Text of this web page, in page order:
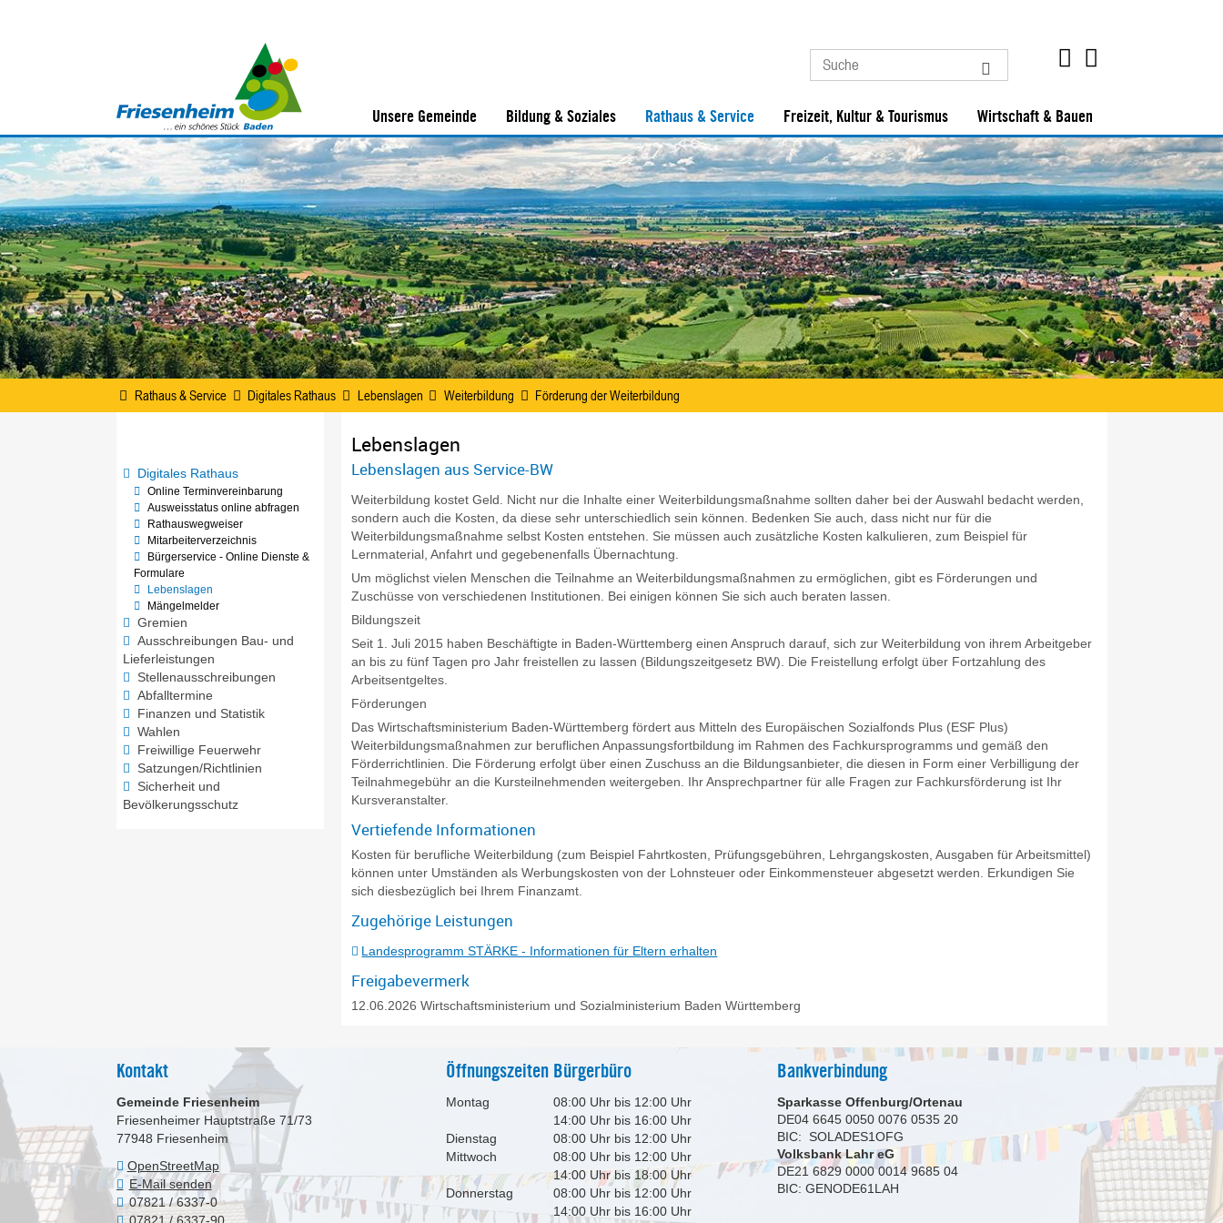
Unsere Gemeinde Bildung & Soziales Rathaus & Service Freizeit, Kultur & Tourismus Wirtschaft & Bauen
Rathaus & Service Digitales Rathaus Lebenslagen Weiterbildung Förderung der Weiterbildung
Digitales Rathaus
Online Terminvereinbarung
Ausweisstatus online abfragen
Rathauswegweiser
Mitarbeiterverzeichnis
Bürgerservice - Online Dienste &
Formulare
Lebenslagen
Mängelmelder
Gremien
Ausschreibungen Bau- und
Lieferleistungen
Stellenausschreibungen
Abfalltermine
Finanzen und Statistik
Wahlen
Freiwillige Feuerwehr
Satzungen/Richtlinien
Sicherheit und
Bevölkerungsschutz
Lebenslagen
Lebenslagen aus Service-BW
Weiterbildung kostet Geld. Nicht nur die Inhalte einer Weiterbildungsmaßnahme sollten daher bei der Auswahl bedacht werden,
sondern auch die Kosten, da diese sehr unterschiedlich sein können. Bedenken Sie auch, dass nicht nur für die
Weiterbildungsmaßnahme selbst Kosten entstehen. Sie müssen auch zusätzliche Kosten kalkulieren, zum Beispiel für
Lernmaterial, Anfahrt und gegebenenfalls Übernachtung.
Um möglichst vielen Menschen die Teilnahme an Weiterbildungsmaßnahmen zu ermöglichen, gibt es Förderungen und
Zuschüsse von verschiedenen Institutionen. Bei einigen können Sie sich auch beraten lassen.
Bildungszeit
Seit 1. Juli 2015 haben Beschäftigte in Baden-Württemberg einen Anspruch darauf, sich zur Weiterbildung von ihrem Arbeitgeber
an bis zu fünf Tagen pro Jahr freistellen zu lassen (Bildungszeitgesetz BW). Die Freistellung erfolgt über Fortzahlung des
Arbeitsentgeltes.
Förderungen
Das Wirtschaftsministerium Baden-Württemberg fördert aus Mitteln des Europäischen Sozialfonds Plus (ESF Plus)
Weiterbildungsmaßnahmen zur beruflichen Anpassungsfortbildung im Rahmen des Fachkursprogramms und gemäß den
Förderrichtlinien. Die Förderung erfolgt über einen Zuschuss an die Bildungsanbieter, die diesen in Form einer Verbilligung der
Teilnahmegebühr an die Kursteilnehmenden weitergeben. Ihr Ansprechpartner für alle Fragen zur Fachkursförderung ist Ihr
Kursveranstalter.
Vertiefende Informationen
Kosten für berufliche Weiterbildung (zum Beispiel Fahrtkosten, Prüfungsgebühren, Lehrgangskosten, Ausgaben für Arbeitsmittel)
können unter Umständen als Werbungskosten von der Lohnsteuer oder Einkommensteuer abgesetzt werden. Erkundigen Sie
sich diesbezüglich bei Ihrem Finanzamt.
Zugehörige Leistungen
Landesprogramm STÄRKE - Informationen für Eltern erhalten
Freigabevermerk
12.06.2026 Wirtschaftsministerium und Sozialministerium Baden Württemberg
Kontakt
Gemeinde Friesenheim
Friesenheimer Hauptstraße 71/73
77948 Friesenheim
OpenStreetMap
E-Mail senden
07821 / 6337-0
Öffnungszeiten Bürgerbüro
Montag
08:00 Uhr bis 12:00 Uhr
14:00 Uhr bis 16:00 Uhr
Dienstag
08:00 Uhr bis 12:00 Uhr
Mittwoch
08:00 Uhr bis 12:00 Uhr
14:00 Uhr bis 18:00 Uhr
Donnerstag
08:00 Uhr bis 12:00 Uhr
14:00 Uhr bis 16:00 Uhr
Bankverbindung
Sparkasse Offenburg/Ortenau
DE04 6645 0050 0076 0535 20
BIC: SOLADES1OFG
Volksbank Lahr eG
DE21 6829 0000 0014 9685 04
BIC: GENODE61LAH